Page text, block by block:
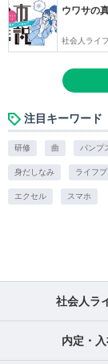
ウワサの
社会人ライフ
注目キーワード
研修 曲 パンプ
身だしなみ ライフ
エクセル スマホ
社会人ラ
内定・